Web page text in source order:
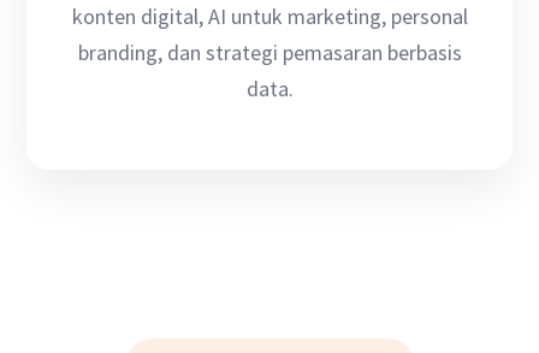
konten digital, AI untuk marketing, personal
branding, dan strategi pemasaran berbasis
data.